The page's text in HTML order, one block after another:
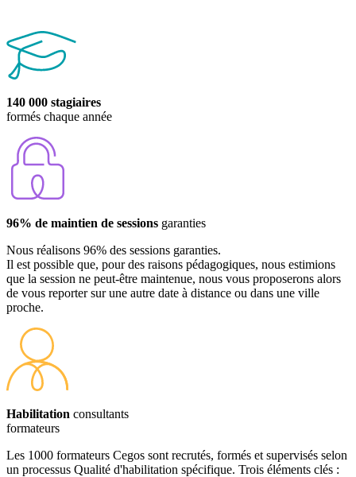
140 000 stagiaires
formés chaque année
96% de maintien de sessions garanties
Nous réalisons 96% des sessions garanties.
Il est possible que, pour des raisons pédagogiques, nous estimions
que la session ne peut-être maintenue, nous vous proposerons alors
de vous reporter sur une autre date à distance ou dans une ville
proche.
Habilitation consultants
formateurs
Les 1000 formateurs Cegos sont recrutés, formés et supervisés selon
un processus Qualité d'habilitation spécifique. Trois éléments clés :